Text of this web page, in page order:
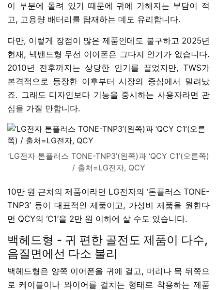
이 부분에 몰려 있기 때문에 귀에 가해지는 부담이 적
고, 고용량 배터리를 탑재하는 데도 유리합니다.
다만, 이렇게 장점이 많은 제품인데도 불구하고 2025년
현재, 넥밴드형 무선 이어폰은 그다지 인기가 없습니다.
2010년 전후까지는 상당한 인기를 끌었지만, TWS가
본격적으로 등장한 이후부터 시장의 중심에서 밀려났
죠. 그래도 디자인보다 기능을 중시하는 사용자라면 관
심을 가질 만합니다.
’LG전자 톤플러스 TONE-TNP3’(왼쪽)과 ‘QCY C1’(오른쪽)
/ 출처=LG전자, QCY
10만 원 근처의 제품이라면 LG전자의 ‘톤플러스 TONE-
TNP3’ 등이 대표적인 제품이고, 가성비 제품을 원한다
면 QCY의 ‘C1’을 2만 원 이하에 살 수도 있습니다.
백헤드형 - 귀 편한 골전도 제품이 다수,
음질면에선 다소 불리
백헤드형은 양쪽 이어폰을 귀에 걸고, 머리나 목 뒤쪽으
로 케이블이나 와이어를 걸치는 형태로 착용하는 제품